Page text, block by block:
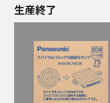
生産終了